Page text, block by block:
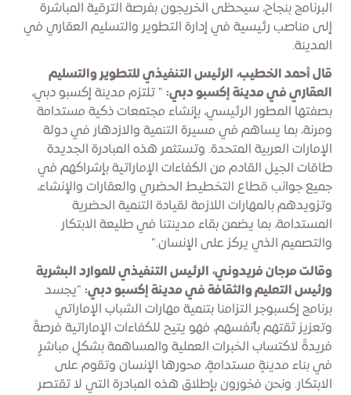
البرنامج بنجاح، سيحظى الخريجون بفرصة الترقية المباشرة
إلى مناصب رئيسية في إدارة التطوير والتسليم العقاري في
المدينة.
قال أحمد الخطيب، الرئيس التنفيذي للتطوير والتسليم
العقاري في مدينة إكسبو دبي: " تلتزم مدينة إكسبو دبي،
بصفتها المطور الرئيسي، بإنشاء مجتمعات ذكية مستدامة
ومرنة، بما يساهم في مسيرة التنمية والازدهار في دولة
الإمارات العربية المتحدة. وتستثمر هذه المبادرة الجديدة
طاقات الجيل القادم من الكفاءات الإماراتية بإشراكهم في
جميع جوانب قطاع التخطيط الحضري والعقارات والإنشاء،
وتزويدهم بالمهارات اللازمة لقيادة التنمية الحضرية
المستدامة، بما يضمن بقاء مدينتنا في طليعة الابتكار
والتصميم الذي يركز على الإنسان."
وقالت مرجان فريدوني، الرئيس التنفيذي للموارد البشرية
ورئيس التعليم والثقافة في مدينة إكسبو دبي: "يجسد
برنامج إكسبوجر التزامنا بتنمية مهارات الشباب الإماراتي
وتعزيز ثقتهم بأنفسهم، فهو يتيح للكفاءات الإماراتية فرصةً
فريدةً لاكتساب الخبرات العملية والمساهمة بشكلٍ مباشرٍ
في بناء مدينةٍ مستدامةٍ، محورها الإنسان وتقوم على
الابتكار. ونحن فخورون بإطلاق هذه المبادرة التي لا تقتصر